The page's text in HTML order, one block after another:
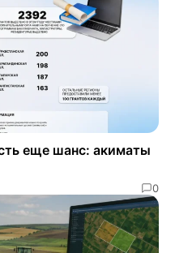
еще шанс: акиматы
0